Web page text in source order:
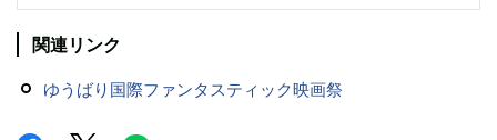
関連リンク
ゆうばり国際ファンタスティック映画祭